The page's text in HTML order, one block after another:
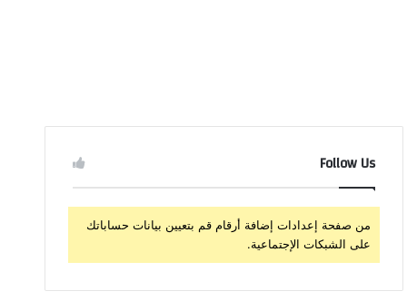
Follow Us
من صفحة إعدادات إضافة أرقام قم بتعيين بيانات حساباتك
على الشبكات الإجتماعية.